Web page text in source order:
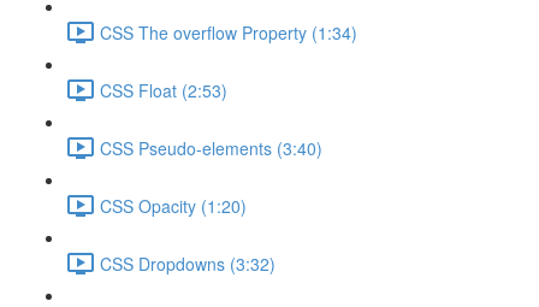
CSS The overflow Property (1:34)
CSS Float (2:53)
CSS Pseudo-elements (3:40)
CSS Opacity (1:20)
CSS Dropdowns (3:32)